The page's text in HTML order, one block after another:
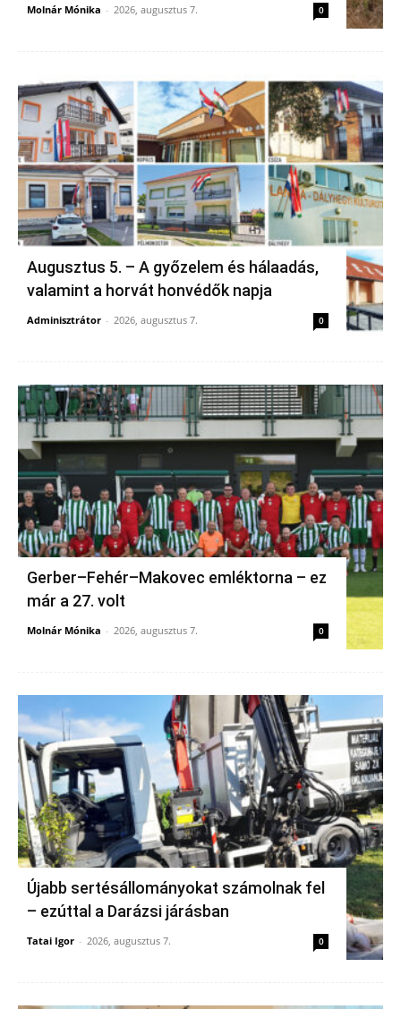
Molnár Mónika - 2026, augusztus 7. 0
Augusztus 5. – A győzelem és hálaadás,
valamint a horvát honvédők napja
Adminisztrátor - 2026, augusztus 7. 0
Gerber–Fehér–Makovec emléktorna – ez
már a 27. volt
Molnár Mónika - 2026, augusztus 7. 0
Újabb sertésállományokat számolnak fel
– ezúttal a Darázsi járásban
Tatai Igor - 2026, augusztus 7. 0